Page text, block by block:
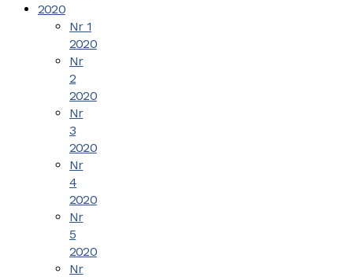
2020
Nr 1
2020
Nr
2
2020
Nr
3
2020
Nr
4
2020
Nr
5
2020
Nr